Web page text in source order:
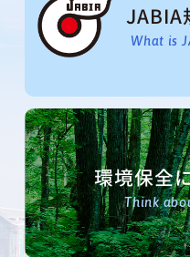
JABIA
What is
環境保全
Think